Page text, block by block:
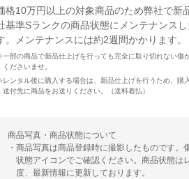
格10万円以上の対象商品のため弊社で新
基準Sランクの商品状態にメンテナンス
。メンテナンスには約2週間かかります。
部の商品で新品仕上げを行っても完全に取り切れない傷
くださいませ。
ンタル後に購入する場合は、新品仕上げを行うため、購
送付先に商品をお送りください。（送料着払）
商品写真・商品状態について
・商品写真は商品登録時に撮影したものです。
状態アイコンでご確認ください。商品状態は
度、最新情報に更新しております。